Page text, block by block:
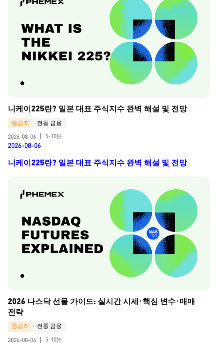
니케이225란? 일본 대표 주식지수 완벽 해설 및 전망
중급자
전통 금융
2026-08-06
5-10분
2026-08-06
니케이225란? 일본 대표 주식지수 완벽 해설 및 전망
2026 나스닥 선물 가이드: 실시간 시세·핵심 변수·매매
전략
중급자
전통 금융
2026-08-06
5-10분